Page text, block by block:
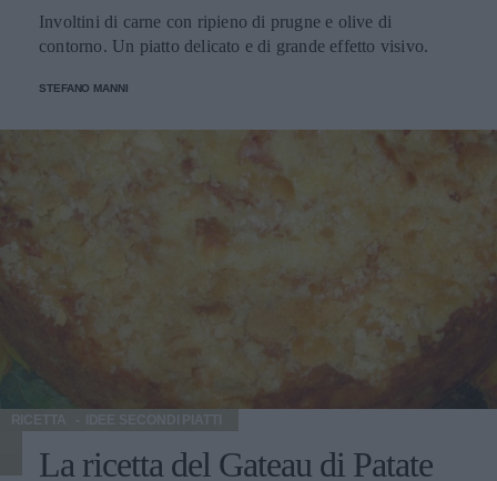
Involtini di carne con ripieno di prugne e olive di
contorno. Un piatto delicato e di grande effetto visivo.
STEFANO MANNI
RICETTA IDEE SECONDI PIATTI
La ricetta del Gateau di Patate